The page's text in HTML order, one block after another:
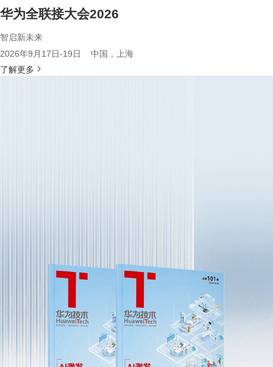
华为全联接大会2026
智启新未来
2026年9月17日-19日 中国，上海
了解更多